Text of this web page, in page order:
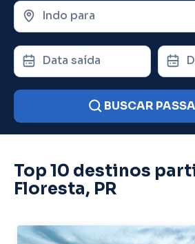
Indo para
Data saída
BUSCAR
Top 10 destinos
Floresta, PR